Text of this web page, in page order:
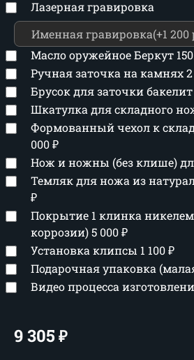
Лазерная гравировка
Масло оружейное Беркут
Ручная заточка на камнях
Брусок для заточки бакелит
Шкатулка для складного
Формованный чехол к
000₽
Нож и ножны (без клише)
Темляк для ножа из
₽
Покрытие 1 клинка
коррозии)5 000₽
Установка клипсы 1 100₽
Подарочная упаковка
Видео процесса
9 305 ₽